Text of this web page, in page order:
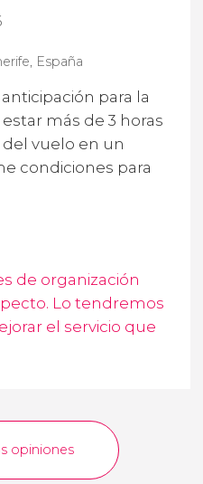
España
para la
más de 3 horas
vuelo en un
condiciones para
de organización
Lo tendremos
el servicio que
opiniones